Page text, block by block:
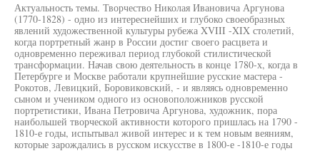
Актуальность темы. Творчество Николая Ивановича Аргунова
(1770-1828) - одно из интереснейших и глубоко своеобразных
явлений художественной культуры рубежа XVIII -XIX столетий,
когда портретный жанр в России достиг своего расцвета и
одновременно переживал период глубокой стилистической
трансформации. Начав свою деятельность в конце 1780-х, когда в
Петербурге и Москве работали крупнейшие русские мастера -
Рокотов, Левицкий, Боровиковский, - и являясь одновременно
сыном и учеником одного из основоположников русской
портретистики, Ивана Петровича Аргунова, художник, пора
наибольшей творческой активности которого пришлась на 1790 -
1810-е годы, испытывал живой интерес и к тем новым веяниям,
которые зарождались в русском искусстве в 1800-е -1810-е годы